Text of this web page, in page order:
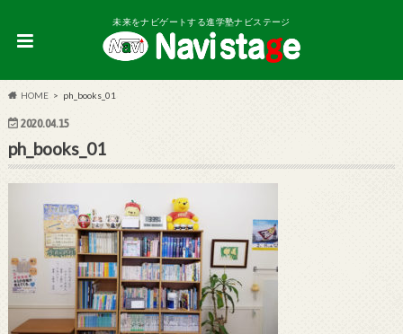
未来をナビゲートする進学塾ナビステージ
HOME ph_books_01
2020.04.15
ph_books_01